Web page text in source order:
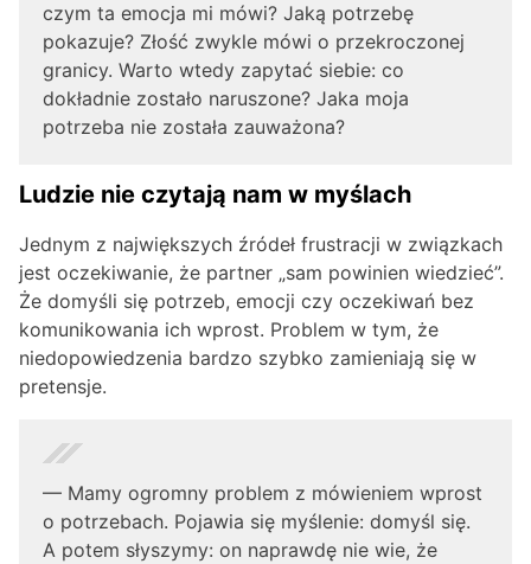
czym ta emocja mi mówi? Jaką potrzebę
pokazuje? Złość zwykle mówi o przekroczonej
granicy. Warto wtedy zapytać siebie: co
dokładnie zostało naruszone? Jaka moja
potrzeba nie została zauważona?
Ludzie nie czytają nam w myślach
Jednym z największych źródeł frustracji w związkach
jest oczekiwanie, że partner „sam powinien wiedzieć”.
Że domyśli się potrzeb, emocji czy oczekiwań bez
komunikowania ich wprost. Problem w tym, że
niedopowiedzenia bardzo szybko zamieniają się w
pretensje.
— Mamy ogromny problem z mówieniem wprost
o potrzebach. Pojawia się myślenie: domyśl się.
A potem słyszymy: on naprawdę nie wie, że